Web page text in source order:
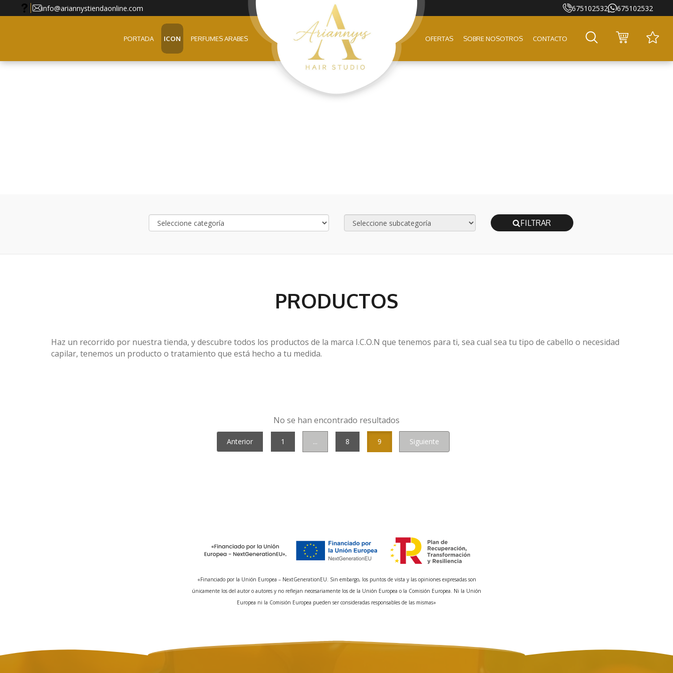
info@ariannystiendaonline.com 675102532 675102532
PORTADA ICON PERFUMES ARABES OFERTAS SOBRE NOSOTROS CONTACTO
FILTRAR
PRODUCTOS
Haz un recorrido por nuestra tienda, y descubre todos los productos de la marca I.C.O.N que tenemos para ti, sea cual sea tu tipo de cabello o necesidad
capilar, tenemos un producto o tratamiento que está hecho a tu medida.
No se han encontrado resultados
Anterior 1 ... 8 9 Siguiente
«Financiado por la Unión Europea – NextGenerationEU. Sin embargo, los puntos de vista y las opiniones expresadas son
únicamente los del autor o autores y no reflejan necesariamente los de la Unión Europea o la Comisión Europea. Ni la Unión
Europea ni la Comisión Europea pueden ser consideradas responsables de las mismas»